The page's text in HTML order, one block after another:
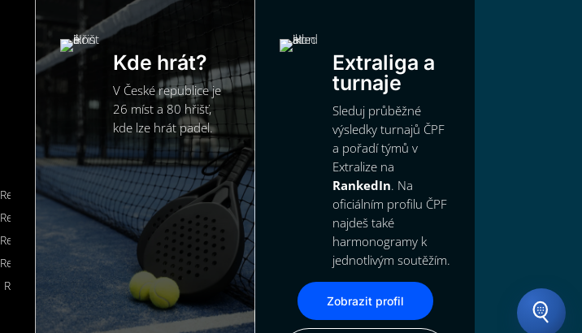
Registrace uzavřena
Registrace uzavřena
Registrace uzavřena
Registrace uzavřena
Registrovat se
Kde hrát?
V České republice je
26 míst a 80 hřišť,
kde lze hrát padel.
Extraliga a
turnaje
Sleduj průběžné
výsledky turnajů ČPF
a pořadí týmů v
Extralize na
RankedIn. Na
oficiálním profilu ČPF
najdeš také
harmonogramy k
jednotlivým soutěžím.
Zobrazit profil